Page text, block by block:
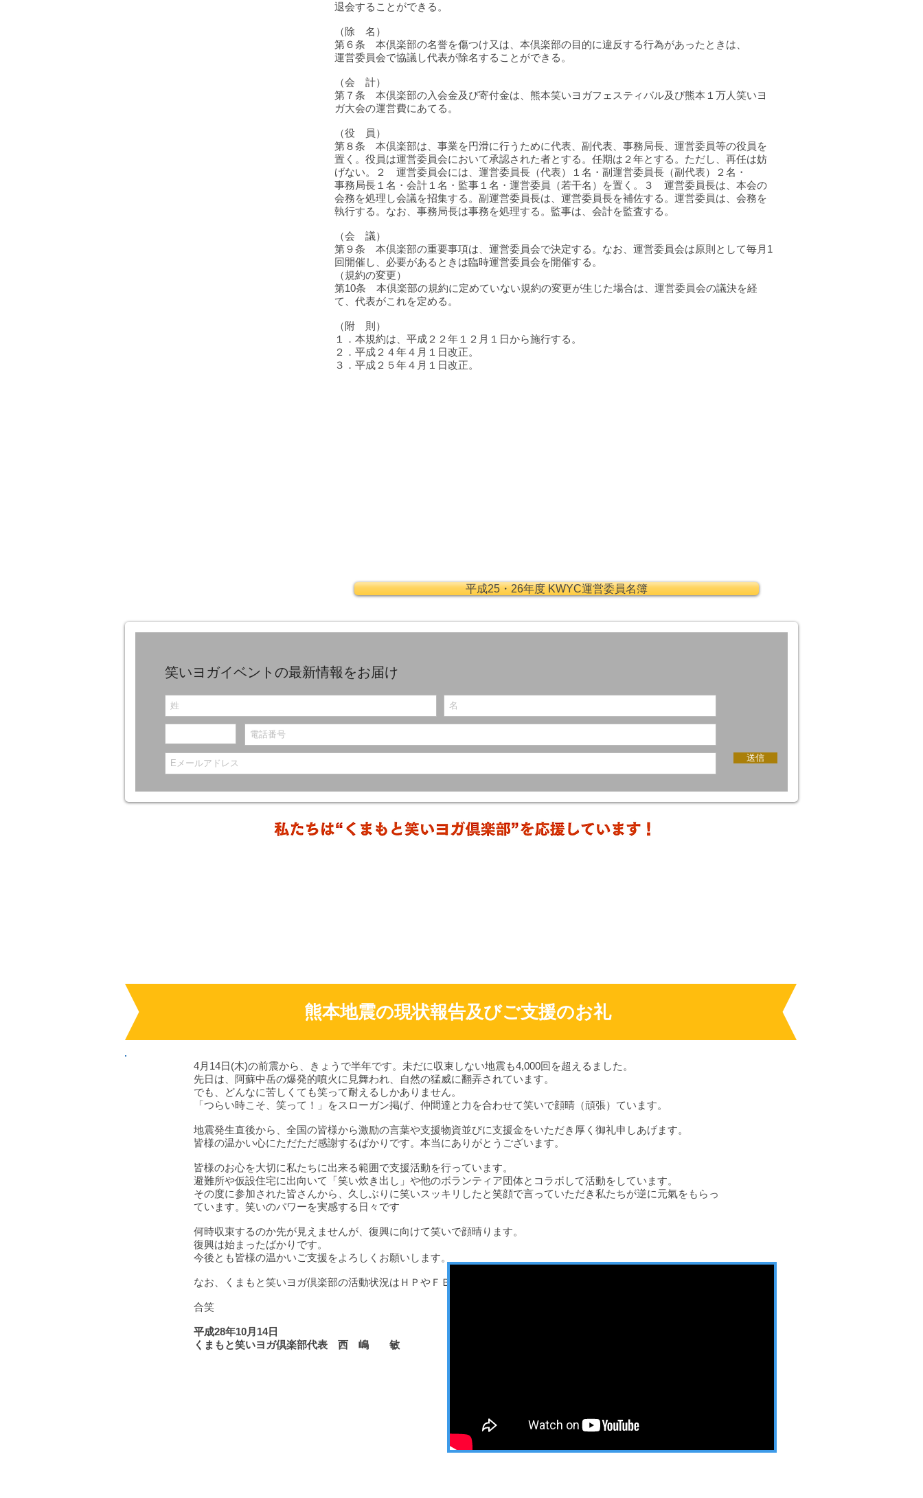
退会することができる。
（除 名）
第６条 本倶楽部の名誉を傷つけ又は、本倶楽部の目的に違反する行為があったときは、
運営委員会で協議し代表が除名することができる。
（会 計）
第７条 本倶楽部の入会金及び寄付金は、熊本笑いヨガフェスティバル及び熊本１万人笑いヨ
ガ大会の運営費にあてる。
（役 員）
第８条 本倶楽部は、事業を円滑に行うために代表、副代表、事務局長、運営委員等の役員を
置く。役員は運営委員会において承認された者とする。任期は２年とする。ただし、再任は妨
げない。２ 運営委員会には、運営委員長（代表）１名・副運営委員長（副代表）２名・
事務局長１名・会計１名・監事１名・運営委員（若干名）を置く。３ 運営委員長は、本会の
会務を処理し会議を招集する。副運営委員長は、運営委員長を補佐する。運営委員は、会務を
執行する。なお、事務局長は事務を処理する。監事は、会計を監査する。
（会 議）
第９条 本倶楽部の重要事項は、運営委員会で決定する。なお、運営委員会は原則として毎月1
回開催し、必要があるときは臨時運営委員会を開催する。
（規約の変更）
第10条 本倶楽部の規約に定めていない規約の変更が生じた場合は、運営委員会の議決を経
て、代表がこれを定める。
（附 則）
１．本規約は、平成２２年１２月１日から施行する。
２．平成２４年４月１日改正。
３．平成２５年４月１日改正。
平成25・26年度 KWYC運営委員名簿
笑いヨガイベントの最新情報をお届け
送信
​熊本地震の現状報告及びご支援のお礼
4月14日(木)の前震から、きょうで半年です。未だに収束しない地震も4,000回を超えるました。
先日は、阿蘇中岳の爆発的噴火に見舞われ、自然の猛威に翻弄されています。
でも、どんなに苦しくても笑って耐えるしかありません。
「つらい時こそ、笑って！」をスローガン掲げ、仲間達と力を合わせて笑いで顔晴（頑張）ています。
地震発生直後から、全国の皆様から激励の言葉や支援物資並びに支援金をいただき厚く御礼申しあげます。
皆様の温かい心にただただ感謝するばかりです。本当にありがとうございます。
皆様のお心を大切に私たちに出来る範囲で支援活動を行っています。
避難所や仮設住宅に出向いて「笑い炊き出し」や他のボランティア団体とコラボして活動をしています。
その度に参加された皆さんから、久しぶりに笑いスッキリしたと笑顔で言っていただき私たちが逆に元氣をもらっ
ています。笑いのパワーを実感する日々です
何時収束するのか先が見えませんが、復興に向けて笑いで顔晴ります。
復興は始まったばかりです。
今後とも皆様の温かいご支援をよろしくお願いします。
なお、くまもと笑いヨガ倶楽部の活動状況はＨＰやＦＢでご確認ください。
合笑
平成28年10月14日​
くまもと笑いヨガ倶楽部代表 西 嶋 敏